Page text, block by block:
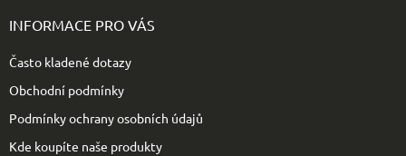
INFORMACE PRO VÁS
Často kladené dotazy
Obchodní podmínky
Podmínky ochrany osobních údajů
Kde koupíte naše produkty